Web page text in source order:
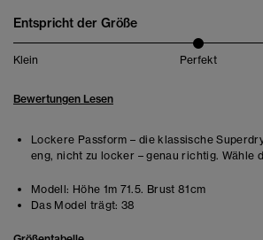
Entspricht der Größe
Klein Perfekt
Bewertungen Lesen
Lockere Passform – die klassische
eng, nicht zu locker – genau richtig. Wähle
Modell: Höhe 1m 71.5. Brust 81cm
Das Model trägt: 38